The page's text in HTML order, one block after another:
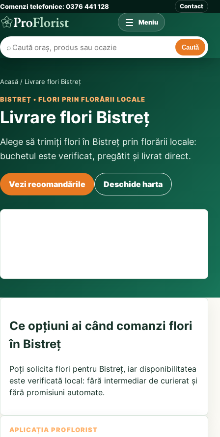
Comenzi telefonice: 0376 441 128 Contact
⌕ Caută
Meniu
Acasă / Livrare flori Bistreț
BISTREȚ • FLORI PRIN FLORĂRII LOCALE
Livrare flori Bistreț
Alege să trimiți flori în Bistreț prin florării locale:
buchetul este verificat, pregătit și livrat direct.
Vezi recomandările Deschide harta
Ce opțiuni ai când comanzi flori
în Bistreț
Poți solicita flori pentru Bistreț, iar disponibilitatea
este verificată local: fără intermediar de curierat și
fără promisiuni automate.
APLICAȚIA PROFLORIST